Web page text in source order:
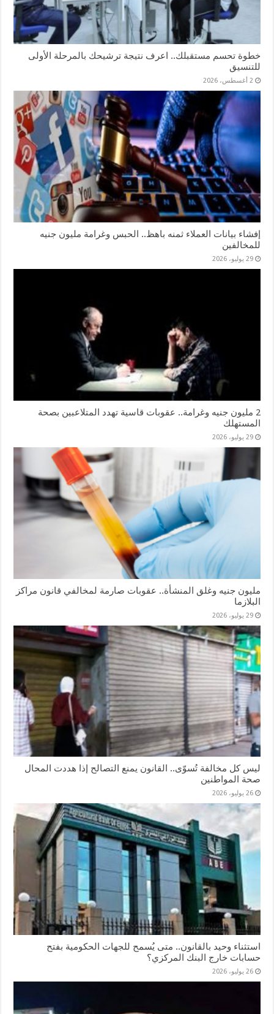
خطوة تحسم مستقبلك.. اعرف نتيجة ترشيحك بالمرحلة الأولى
للتنسيق
2 أغسطس، 2026
إفشاء بيانات العملاء ثمنه باهظ.. الحبس وغرامة مليون جنيه
للمخالفين
29 يوليو، 2026
2 مليون جنيه وغرامة.. عقوبات قاسية تهدد المتلاعبين بصحة
المستهلك
29 يوليو، 2026
مليون جنيه وغلق المنشأة.. عقوبات صارمة لمخالفي قانون مراكز
البلازما
29 يوليو، 2026
ليس كل مخالفة تُسوّى.. القانون يمنع التصالح إذا هددت المحال
صحة المواطنين
26 يوليو، 2026
استثناء وحيد بالقانون.. متى يُسمح للجهات الحكومية بفتح
حسابات خارج البنك المركزي؟
26 يوليو، 2026